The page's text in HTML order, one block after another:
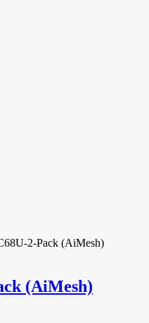
2-Pack (AiMesh)
(AiMesh)